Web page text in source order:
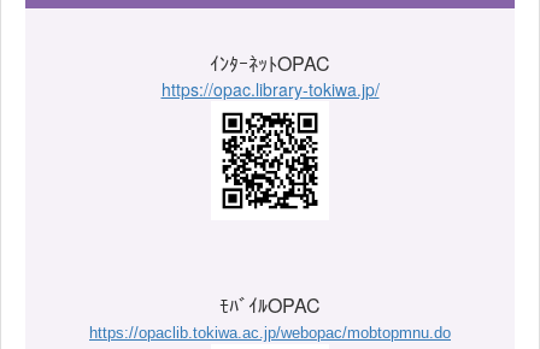
ｲﾝﾀｰﾈｯﾄOPAC
https://opac.library-tokiwa.jp/
ﾓﾊﾞｲﾙOPAC
https://opaclib.tokiwa.ac.jp/webopac/mobtopmnu.do